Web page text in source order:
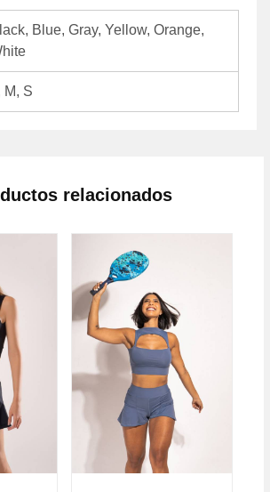
Blue, Gray, Yellow, Orange,
M, S
relacionados